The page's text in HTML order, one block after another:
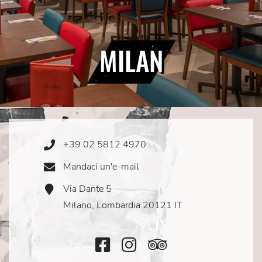
MILAN
Phone
+39 02 5812 4970
Email
Mandaci un'e-mail
Address
Icon
Via Dante 5
Milano, Lombardia 20121 IT
Facebook
InstagramTripAdvisor